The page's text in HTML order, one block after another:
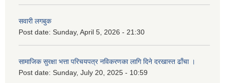
सवारी लगबुक
Post date: Sunday, April 5, 2026 - 21:30
सामाजिक सुरक्षा भत्ता परिचयपत्र नविकरणका लागि दिने दरखास्त ढाँचा ।
Post date: Sunday, July 20, 2025 - 10:59